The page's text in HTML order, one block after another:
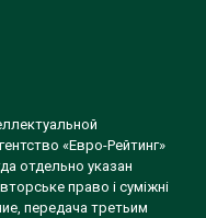
«Евро-Рейтинг»
отдельно указан
право і суміжні
передача третьим